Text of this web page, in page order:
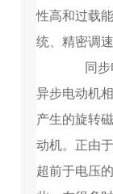
性高和过载
统、精密调
同步电
异步电动机
产生的旋转
动机。正由
超前于电压